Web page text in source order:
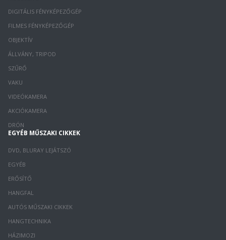
DIGITÁLIS FÉNYKÉPEZŐGÉP
FILMES FÉNYKÉPEZŐGÉP
OBJEKTÍV
ÁLLVÁNY, TRIPOD
SZŰRŐ
VAKU
VIDEÓKAMERA
AKCIÓKAMERA
DRÓN
EGYÉB MŰSZAKI CIKKEK
DVD, BLURAY LEJÁTSZÓ
EGYÉB
ERŐSÍTŐ
HANGFAL
AUTÓS MŰSZAKI CIKKEK
HANGTECHNIKA
HÁZIMOZI